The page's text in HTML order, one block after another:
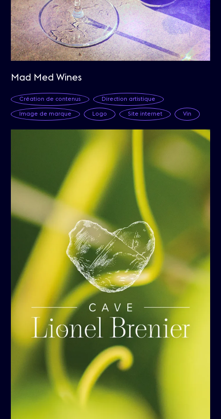
Mad Med Wines
Création de contenus Direction artistique
Image de marque Logo Site internet Vin